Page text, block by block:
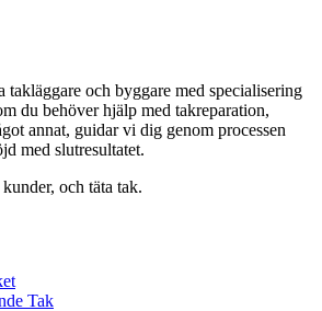
takläggare och byggare med specialisering
du behöver hjälp med takreparation,
annat, guidar vi dig genom processen
med slutresultatet.
och täta tak.
Tak